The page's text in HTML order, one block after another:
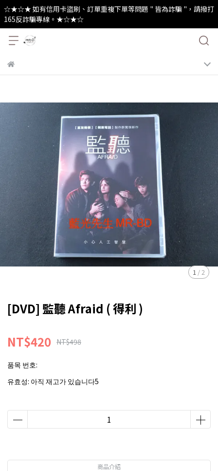
☆★☆★ 如有信用卡盜刷、訂單重複下單等問題 " 皆為詐騙 "，請撥打
165反詐騙專線。★☆★☆
1 / 2
[DVD] 監聽 Afraid ( 得利 )
NT$420 NT$498
품목 번호:
유효성: 아직 재고가 있습니다5
商品介紹